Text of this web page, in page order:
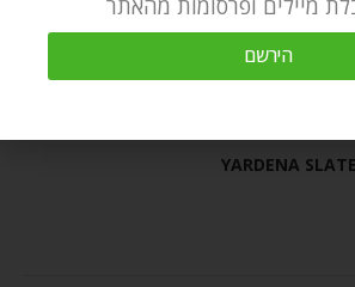
YARDENA
מיילים ופרסומות מהאתר
הירשם